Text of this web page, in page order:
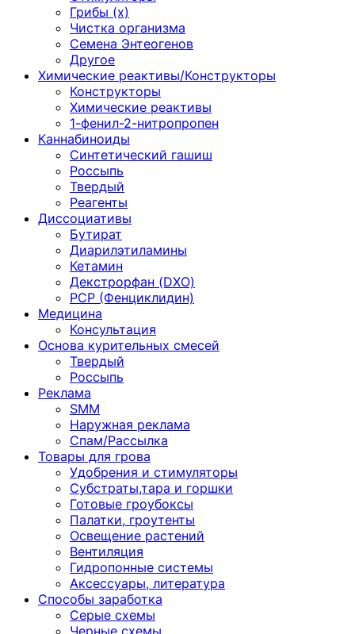
Грибы (х)
Чистка организма
Семена Энтеогенов
Другое
Химические реактивы/Конструкторы
Конструкторы
Химические реактивы
1-фенил-2-нитропропен
Каннабиноиды
Синтетический гашиш
Россыпь
Твердый
Реагенты
Диссоциативы
Бутират
Диарилэтиламины
Кетамин
Декстрорфан (DXO)
PCP (Фенциклидин)
Медицина
Консультация
Основа курительных смесей
Твердый
Россыпь
Реклама
SMM
Наружная реклама
Спам/Рассылка
Товары для грова
Удобрения и стимуляторы
Субстраты,тара и горшки
Готовые гроубоксы
Палатки, гроутенты
Освещение растений
Вентиляция
Гидропонные системы
Аксессуары, литература
Способы заработка
Серые схемы
Черные схемы